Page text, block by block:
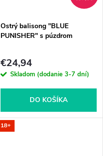
Ostrý balisong "BLUE
PUNISHER" s púzdrom
€24,94
Skladom (dodanie 3-7 dní)
DO KOŠÍKA
18+